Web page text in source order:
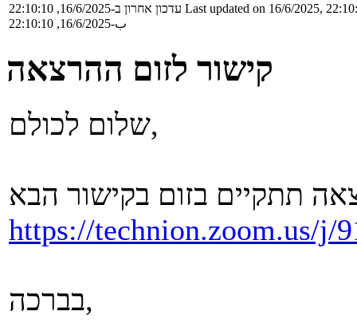
עדכון אחרון ב-16/6/2025, 22:10:10 Last updated on 16/6/2025,
ب-16/6/2025, 22:10:10
קישור לזום ההרצאה
שלום לכולם,
https://technion.zoom.us/j/
בברכה,